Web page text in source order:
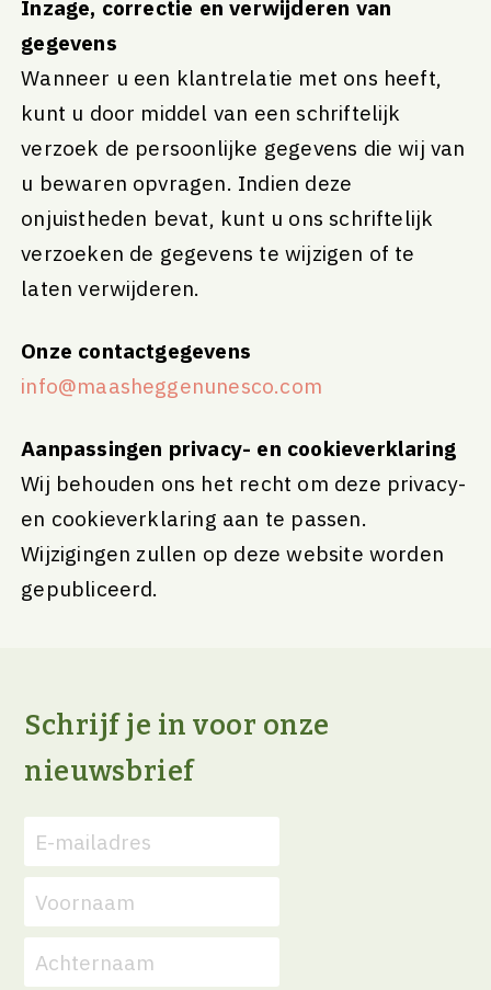
Inzage, correctie en verwijderen van
gegevens
Wanneer u een klantrelatie met ons heeft,
kunt u door middel van een schriftelijk
verzoek de persoonlijke gegevens die wij van
u bewaren opvragen. Indien deze
onjuistheden bevat, kunt u ons schriftelijk
verzoeken de gegevens te wijzigen of te
laten verwijderen.
Onze contactgegevens
info@maasheggenunesco.com
Aanpassingen privacy- en cookieverklaring
Wij behouden ons het recht om deze privacy-
en cookieverklaring aan te passen.
Wijzigingen zullen op deze website worden
gepubliceerd.
Schrijf je in voor onze
nieuwsbrief